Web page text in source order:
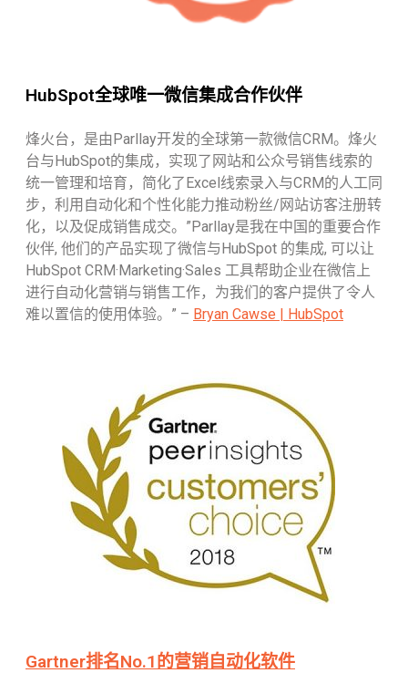
HubSpot全球唯一微信集成合作伙伴
烽火台，是由Parllay开发的全球第一款微信CRM。烽火
台与HubSpot的集成，实现了网站和公众号销售线索的
统一管理和培育，简化了Excel线索录入与CRM的人工同
步，利用自动化和个性化能力推动粉丝/网站访客注册转
化，以及促成销售成交。”Parllay是我在中国的重要合作
伙伴, 他们的产品实现了微信与HubSpot 的集成, 可以让
HubSpot CRM·Marketing·Sales 工具帮助企业在微信上
进行自动化营销与销售工作，为我们的客户提供了令人
难以置信的使用体验。” – Bryan Cawse | HubSpot
Gartner排名No.1的营销自动化软件